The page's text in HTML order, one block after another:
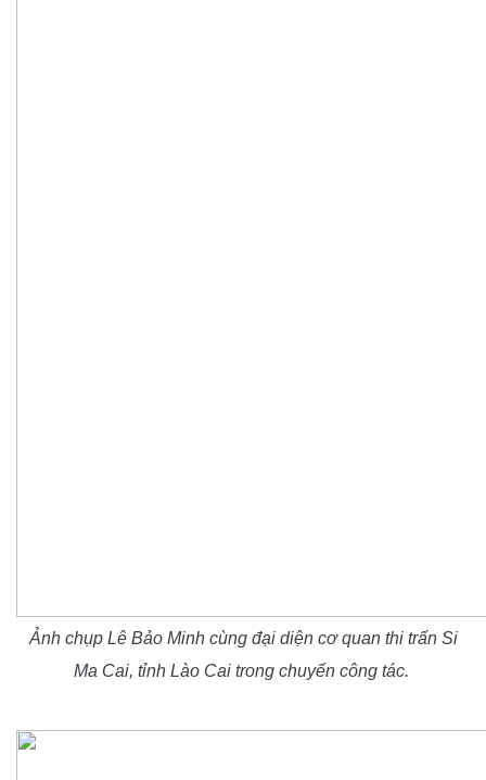
Ảnh chụp Lê Bảo Minh cùng đại diện cơ quan thi trấn Si
Ma Cai, tỉnh Lào Cai trong chuyến công tác.